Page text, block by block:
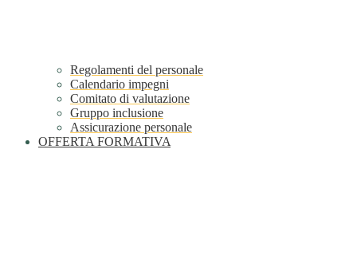
Regolamenti del personale
Calendario impegni
Comitato di valutazione
Gruppo inclusione
Assicurazione personale
OFFERTA FORMATIVA